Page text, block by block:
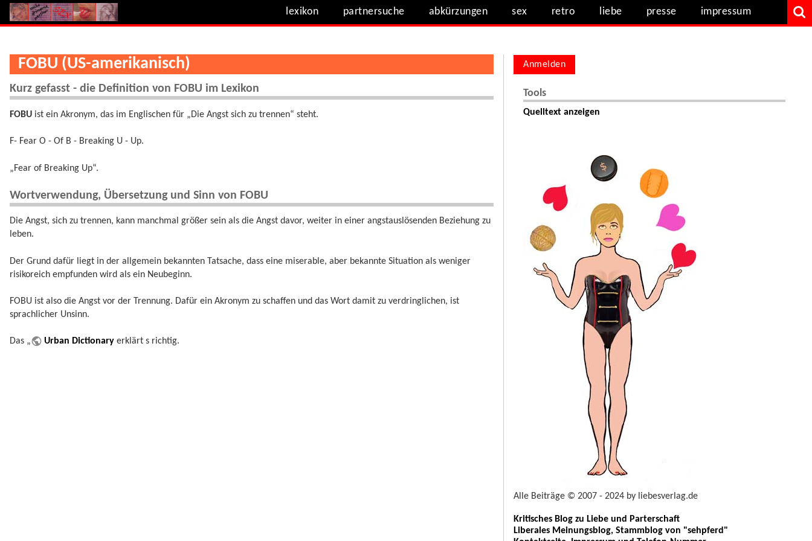
lexikon partnersuche abkürzungen sex retro liebe presse impressum
FOBU (US-amerikanisch)
Kurz gefasst - die Definition von FOBU im Lexikon
FOBU ist ein Akronym, das im Englischen für „Die Angst sich zu trennen“ steht.
F- Fear O - Of B - Breaking U - Up.
„Fear of Breaking Up“.
Wortverwendung, Übersetzung und Sinn von FOBU
Die Angst, sich zu trennen, kann manchmal größer sein als die Angst davor, weiter in einer angstauslösenden Beziehung zu
leben.
Der Grund dafür liegt in der allgemein bekannten Tatsache, dass eine miserable, aber bekannte Situation als weniger
risikoreich empfunden wird als ein Neubeginn.
FOBU ist also die Angst vor der Trennung. Dafür ein Akronym zu schaffen und das Wort damit zu verdringlichen, ist
sprachlicher Unsinn.
Das „ Urban Dictionary erklärt s richtig.
Anmelden
Tools
Quelltext anzeigen
Alle Beiträge © 2007 - 2024 by liebesverlag.de
Kritisches Blog zu Liebe und Parterschaft
Liberales Meinungsblog, Stammblog von "sehpferd"